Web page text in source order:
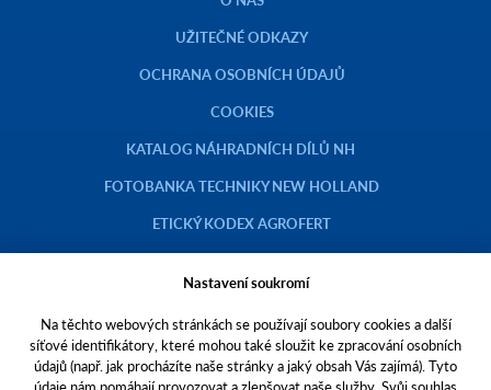
UŽITEČNÉ ODKAZY
OCHRANA OSOBNÍCH ÚDAJŮ
COOKIES
KATALOG NÁHRADNÍCH DÍLŮ NH
FOTOBANKA TECHNIKY NEW HOLLAND
ETICKÝ KODEX AGROFERT
Copyright © 2023 AGROTEC a.s.
Toto jsou internetové stránky společnosti AGROTEC a. s., se sídlem v
Nastavení soukromí
Na těchto webových stránkách se používají soubory cookies a další
síťové identifikátory, které mohou také sloužit ke zpracování osobních
údajů (např. jak procházíte naše stránky a jaký obsah Vás zajímá). Tyto